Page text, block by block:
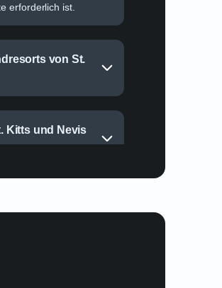
erforderlich ist.
von St.
Kitts und Nevis